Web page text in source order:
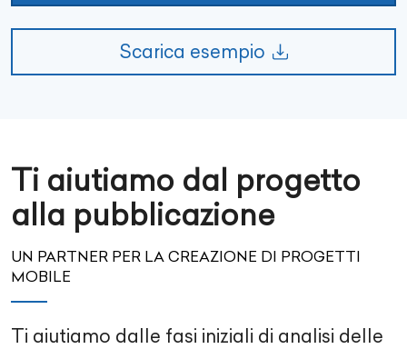
Scarica esempio
Ti aiutiamo dal progetto
alla pubblicazione
UN PARTNER PER LA CREAZIONE DI PROGETTI
MOBILE
Ti aiutiamo dalle fasi iniziali di analisi delle